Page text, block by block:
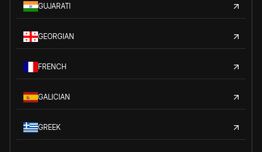
GUJARATI
GEORGIAN
FRENCH
GALICIAN
GREEK